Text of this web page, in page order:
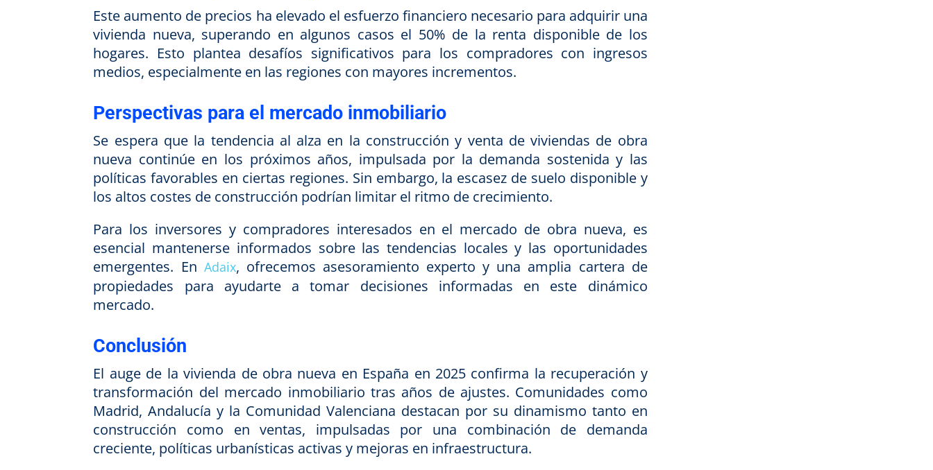
Este aumento de precios ha elevado el esfuerzo financiero necesario para adquirir una
vivienda nueva, superando en algunos casos el 50% de la renta disponible de los
hogares. Esto plantea desafíos significativos para los compradores con ingresos
medios, especialmente en las regiones con mayores incrementos.
Perspectivas para el mercado inmobiliario
Se espera que la tendencia al alza en la construcción y venta de viviendas de obra
nueva continúe en los próximos años, impulsada por la demanda sostenida y las
políticas favorables en ciertas regiones. Sin embargo, la escasez de suelo disponible y
los altos costes de construcción podrían limitar el ritmo de crecimiento.
Para los inversores y compradores interesados en el mercado de obra nueva, es
esencial mantenerse informados sobre las tendencias locales y las oportunidades
emergentes. En Adaix, ofrecemos asesoramiento experto y una amplia cartera de
propiedades para ayudarte a tomar decisiones informadas en este dinámico
mercado.
Conclusión
El auge de la vivienda de obra nueva en España en 2025 confirma la recuperación y
transformación del mercado inmobiliario tras años de ajustes. Comunidades como
Madrid, Andalucía y la Comunidad Valenciana destacan por su dinamismo tanto en
construcción como en ventas, impulsadas por una combinación de demanda
creciente, políticas urbanísticas activas y mejoras en infraestructura.